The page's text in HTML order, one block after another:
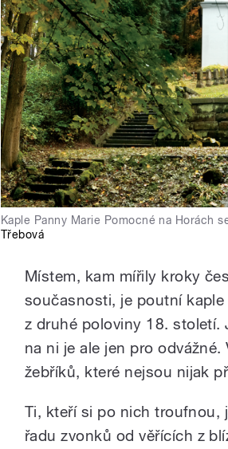
Kaple Panny Marie Pomocné na Horách
Třebová
Místem, kam mířily kroky
současnosti, je poutní
z druhé poloviny 18. století.
na ni je ale jen pro
žebříků, které nejsou nijak
Ti, kteří si po nich troufnou,
řadu zvonků od věřících z